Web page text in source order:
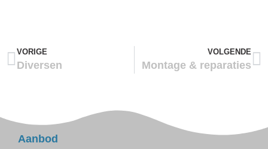
VORIGE
Diversen
VOLGENDE
Montage & reparaties
Aanbod